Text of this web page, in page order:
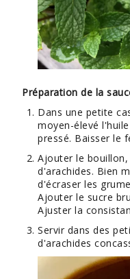
Préparation de la
Dans une petite
moyen-élevé
pressé. Baisser le
Ajouter le
d'arachides. Bien
d'écraser les
Ajouter le sucre
Ajuster la
Servir dans des
d'arachides